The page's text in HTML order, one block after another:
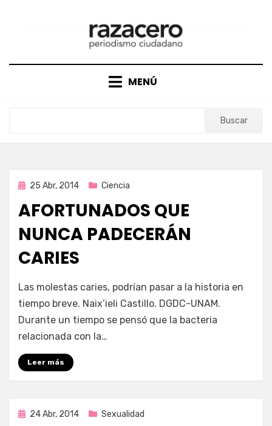
MENÚ
Buscar
Publicada
25 Abr, 2014 Ciencia
AFORTUNADOS QUE
NUNCA PADECERÁN
CARIES
Enrique
Las molestas caries, podrían pasar a la historia en
tiempo breve. Naix’ieli Castillo. DGDC-UNAM.
Durante un tiempo se pensó que la bacteria
relacionada con la…
Leer más
Publicada
24 Abr, 2014 Sexualidad